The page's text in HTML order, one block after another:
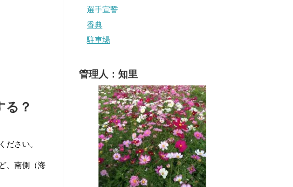
？
ださい。
、南側（海
選手宣誓
香典
駐車場
管理人：知里